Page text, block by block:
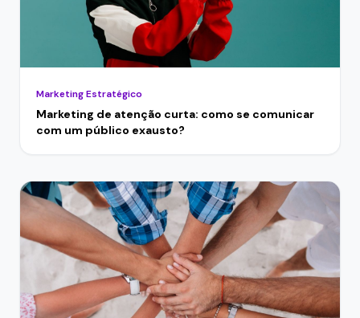
Marketing Estratégico
Marketing de atenção curta: como se comunicar
com um público exausto?